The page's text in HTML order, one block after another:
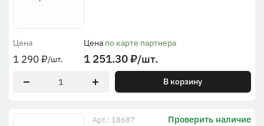
Цена
1 290₽/шт.
Цена по карте партнера
1 251.30₽/шт.
В корзину
Арт.: 18687 Проверить наличие